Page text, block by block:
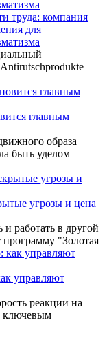
труда: компания
для
главным
образа
быть уделом
угрозы и цена
работать в другой
программу "Золотая
управляют
реакции на
ключевым